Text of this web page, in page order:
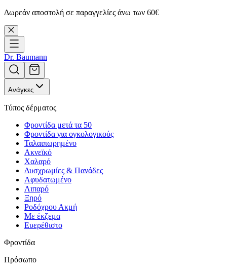
Δωρεάν αποστολή σε παραγγελίες άνω των 60€
Dr. Baumann
Ανάγκες
Τύπος δέρματος
Φροντίδα μετά τα 50
Φροντίδα για ογκολογικούς
Ταλαιπωρημένο
Ακνεϊκό
Χαλαρό
Δυσχρωμίες & Πανάδες
Αφυδατωμένο
Λιπαρό
Ξηρό
Ροδόχρου Ακμή
Με έκζεμα
Ευερέθιστο
Φροντίδα
Πρόσωπο